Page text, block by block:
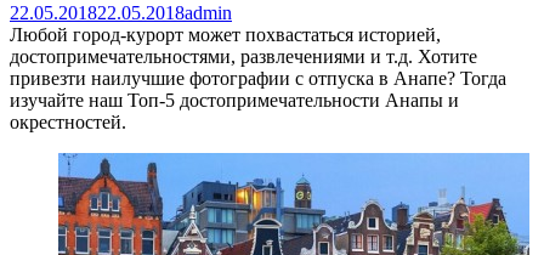
22.05.201822.05.2018admin
Любой город-курорт может похвастаться историей,
достопримечательностями, развлечениями и т.д. Хотите
привезти наилучшие фотографии с отпуска в Анапе? Тогда
изучайте наш Топ-5 достопримечательности Анапы и
окрестностей.